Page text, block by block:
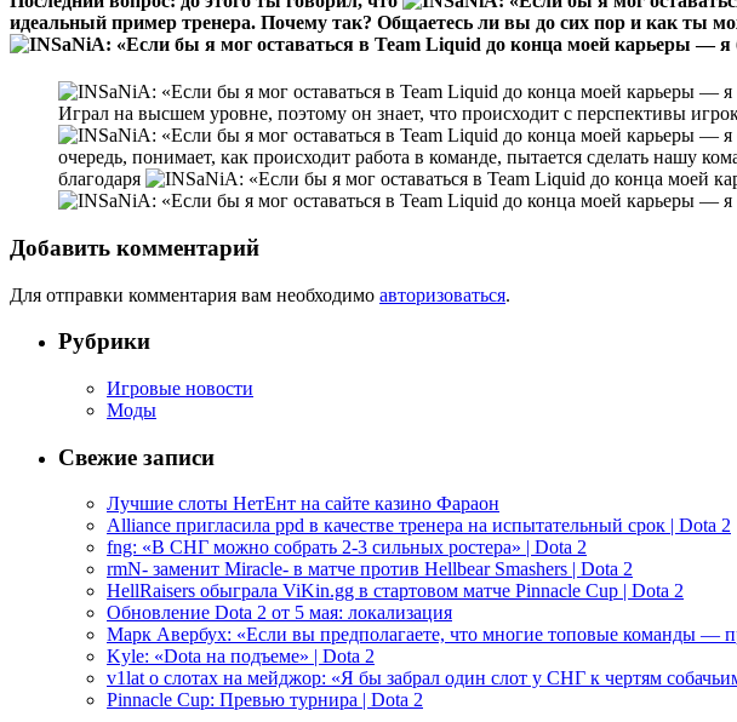
идеальный пример тренера. Почему так? Общаетесь ли вы до сих пор и как ты
Играл на высшем уровне, поэтому он знает, что происходит с перспективы
очередь, понимает, как происходит работа в команде, пытается сделать нашу
благодаря
Добавить комментарий
Для отправки комментария вам необходимо авторизоваться.
Рубрики
Игровые новости
Моды
Свежие записи
Лучшие слоты НетЕнт на сайте казино Фараон
Alliance пригласила ppd в качестве тренера на испытательный срок | Dota 2
fng: «В СНГ можно собрать 2-3 сильных ростера» | Dota 2
rmN- заменит Miracle- в матче против Hellbear Smashers | Dota 2
HellRaisers обыграла ViKin.gg в стартовом матче Pinnacle Cup | Dota 2
Обновление Dota 2 от 5 мая: локализация
Марк Авербух: «Если вы предполагаете, что многие топовые команды —
Kyle: «Dota на подъеме» | Dota 2
v1lat о слотах на мейджор: «Я бы забрал один слот у СНГ к чертям
Pinnacle Cup: Превью турнира | Dota 2